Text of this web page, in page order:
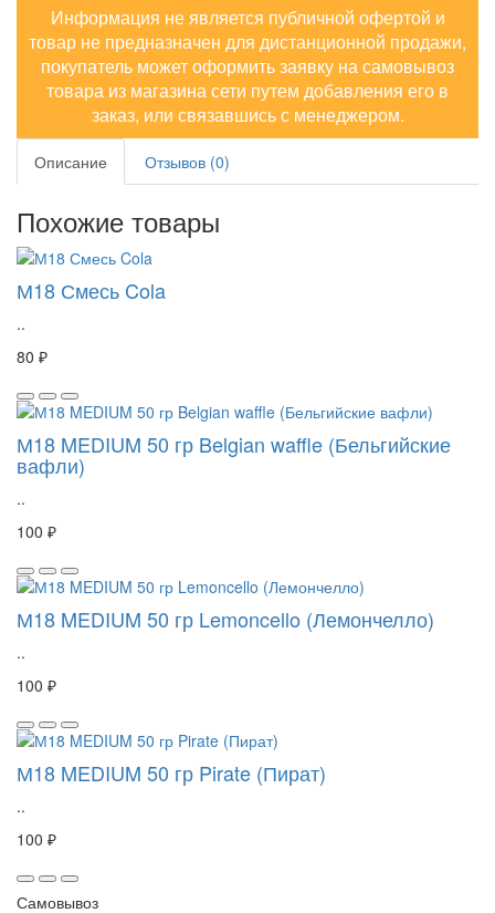
Информация не является публичной офертой и
товар не предназначен для дистанционной продажи,
покупатель может оформить заявку на самовывоз
товара из магазина сети путем добавления его в
заказ, или связавшись с менеджером.
Описание Отзывов (0)
Похожие товары
М18 Смесь Cola
..
80 ₽
М18 MEDIUM 50 гр Belgian waffle (Бельгийские
вафли)
..
100 ₽
М18 MEDIUM 50 гр Lemoncello (Лемончелло)
..
100 ₽
М18 MEDIUM 50 гр Pirate (Пират)
..
100 ₽
Самовывоз